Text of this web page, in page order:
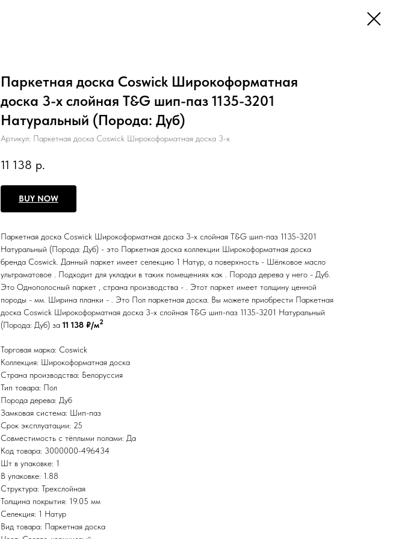
Паркетная доска Coswick Широкоформатная
доска 3-х слойная T&G шип-паз 1135-3201
Натуральный (Порода: Дуб)
Артикул: Паркетная доска Coswick Широкоформатная доска 3-х
11 138 р.
BUY NOW
Паркетная доска Coswick Широкоформатная доска 3-х слойная T&G шип-паз 1135-3201
Натуральный (Порода: Дуб) - это Паркетная доска коллекции Широкоформатная доска
бренда Coswick. Данный паркет имеет селекцию 1 Натур, а поверхность - Шёлковое масло
ультраматовое . Подходит для укладки в таких помещениях как . Порода дерева у него - Дуб.
Это Однополосный паркет , страна производства - . Этот паркет имеет толщину ценной
породы - мм. Ширина планки - . Это Пол паркетная доска. Вы можете приобрести Паркетная
доска Coswick Широкоформатная доска 3-х слойная T&G шип-паз 1135-3201 Натуральный
(Порода: Дуб) за 11 138 ₽/м2
Торговая марка: Coswick
Коллекция: Широкоформатная доска
Страна производства: Белоруссия
Тип товара: Пол
Порода дерева: Дуб
Замковая система: Шип-паз
Срок эксплуатации: 25
Совместимость с тёплыми полами: Да
Код товара: 3000000-496434
Шт в упаковке: 1
В упаковке: 1.88
Структура: Трехслойная
Толщина покрытия: 19.05 мм
Селекция: 1 Натур
Вид товара: Паркетная доска